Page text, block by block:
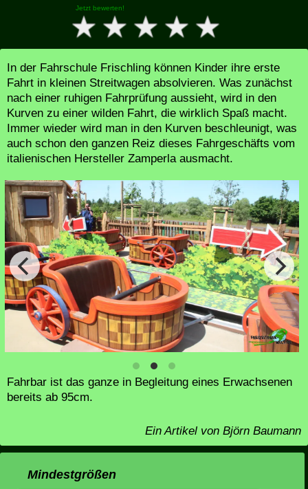
Jetzt bewerten!
In der Fahrschule Frischling können Kinder ihre erste
Fahrt in kleinen Streitwagen absolvieren. Was zunächst
nach einer ruhigen Fahrprüfung aussieht, wird in den
Kurven zu einer wilden Fahrt, die wirklich Spaß macht.
Immer wieder wird man in den Kurven beschleunigt, was
auch schon den ganzen Reiz dieses Fahrgeschäfts vom
italienischen Hersteller Zamperla ausmacht.
Fahrbar ist das ganze in Begleitung eines Erwachsenen
bereits ab 95cm.
Ein Artikel von Björn Baumann
Mindestgrößen